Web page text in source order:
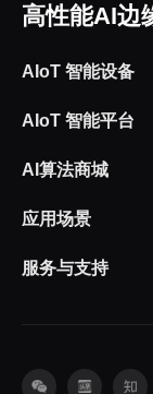
高性能AI边
AIoT 智能设备
AIoT 智能平台
AI算法商城
应用场景
服务与支持